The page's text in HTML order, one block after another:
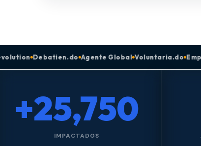
Agente Global Voluntaria.do Emprendizaje
+25,750
IMPACTADOS